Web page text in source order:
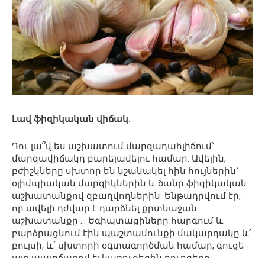
Լավ ֆիզիկական վիճակ.
Դու լա՞վ ես աշխատում մարզադահլիճում՝
մարզավիճակդ բարելավելու համար: Ավելին,
բժիշկները սխտոր են նշանակել հին հույներին՝
օլիմպիական մարզիկներին և ծանր ֆիզիկական
աշխատանքով զբաղվողներին: Ենթադրվում էր,
որ ավելի դժվար է դարձնել քրտնաջան
աշխատանքը … Եգիպտացիները հարգում և
բարձրացնում էին պաշտամունքի մակարդակը և՛
բույսի, և՛ սխտորի օգտագործման համար, գուցե